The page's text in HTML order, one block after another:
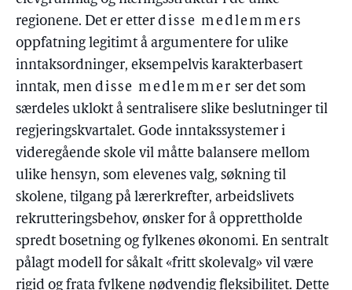
regionene. Det er etter disse medlemmers
oppfatning legitimt å argumentere for ulike
inntaksordninger, eksempelvis karakterbasert
inntak, men disse medlemmer ser det som
særdeles uklokt å sentralisere slike beslutninger til
regjeringskvartalet. Gode inntakssystemer i
videregående skole vil måtte balansere mellom
ulike hensyn, som elevenes valg, søkning til
skolene, tilgang på lærerkrefter, arbeidslivets
rekrutteringsbehov, ønsker for å opprettholde
spredt bosetning og fylkenes økonomi. En sentralt
pålagt modell for såkalt «fritt skolevalg» vil være
rigid og frata fylkene nødvendig fleksibilitet. Dette